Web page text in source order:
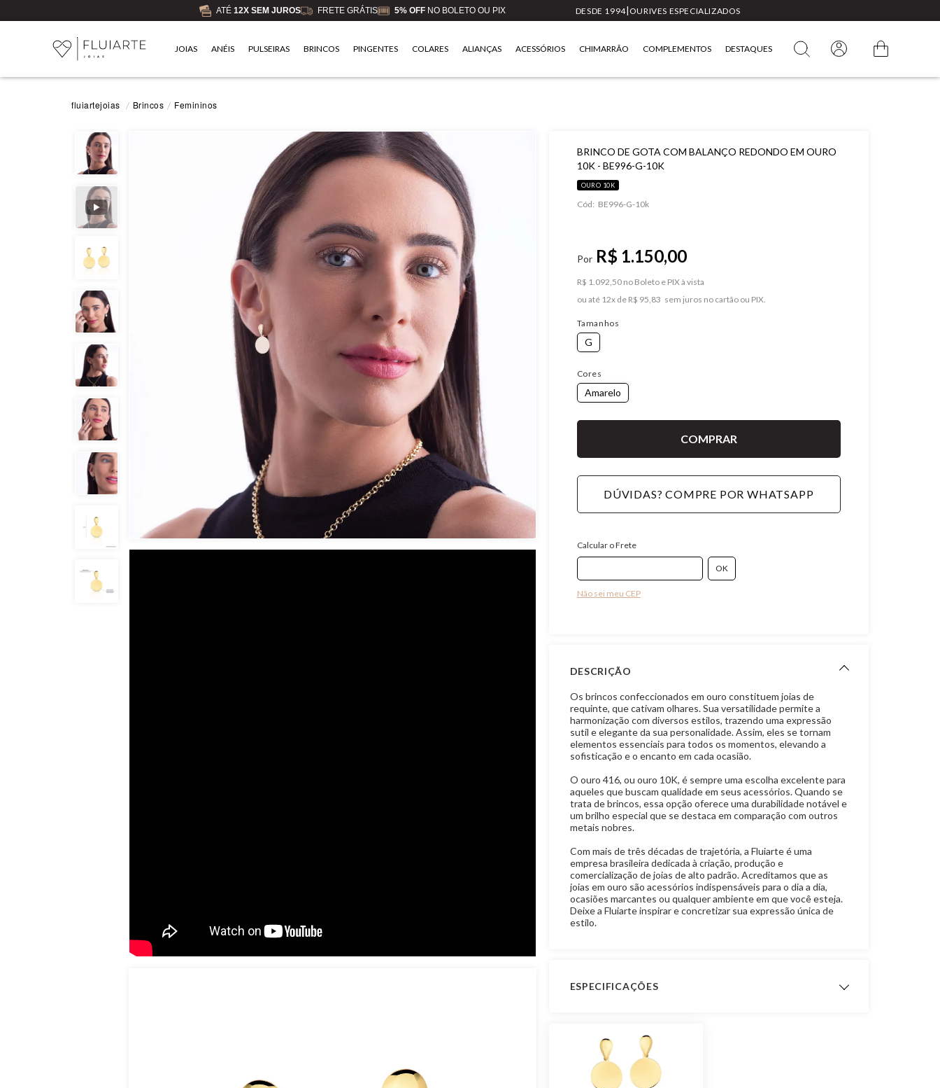
ATÉ 12X SEM JUROS FRETE GRÁTIS 5% OFFNO BOLETO OU PIX DESDE 1994| OURIVES ESPECIALIZADOS
JOIAS ANÉIS PULSEIRAS BRINCOS PINGENTES COLARES ALIANÇAS ACESSÓRIOS CHIMARRÃO COMPLEMENTOS DESTAQUES
fluiartejoias Brincos Femininos
BRINCO DE GOTA COM BALANÇO REDONDO EM OURO
10K - BE996-G-10K
OURO 10K
Cód: BE996-G-10k
R$ 1.150,00
R$ 1.092,50 no Boleto e PIX
ou
12xde R$ 95,83
Tamanhos
G
Cores
Amarelo
DÚVIDAS? COMPRE POR WHATSAPP
Calcular o Frete
Não sei meu CEP
DESCRIÇÃO
Os brincos confeccionados em ouro constituem joias de
requinte, que cativam olhares. Sua versatilidade permite a
harmonização com diversos estilos, trazendo uma expressão
sutil e elegante da sua personalidade. Assim, eles se tornam
elementos essenciais para todos os momentos, elevando a
sofisticação e o encanto em cada ocasião.
O ouro 416, ou ouro 10K, é sempre uma escolha excelente para
aqueles que buscam qualidade em seus acessórios. Quando se
trata de brincos, essa opção oferece uma durabilidade notável e
um brilho especial que se destaca em comparação com outros
metais nobres.
Com mais de três décadas de trajetória, a Fluiarte é uma
empresa brasileira dedicada à criação, produção e
comercialização de joias de alto padrão. Acreditamos que as
joias em ouro são acessórios indispensáveis para o dia a dia,
ocasiões marcantes ou qualquer ambiente em que você esteja.
Deixe a Fluiarte inspirar e concretizar sua expressão única de
estilo.
ESPECIFICAÇÕES
Peso Aproximado